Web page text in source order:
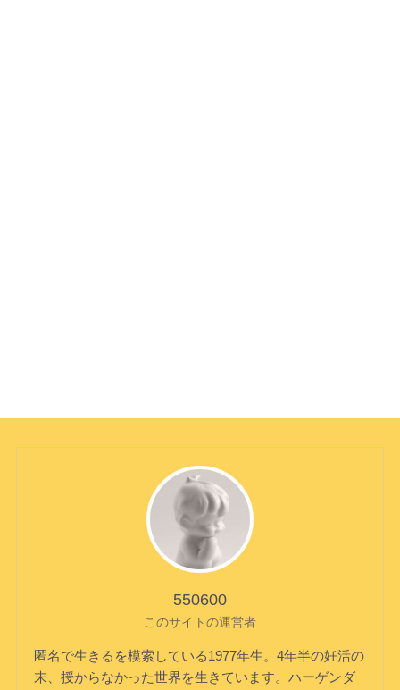
550600
このサイトの運営者
匿名で生きるを模索している1977年生。4年半の妊活の
末、授からなかった世界を生きています。ハーゲンダ